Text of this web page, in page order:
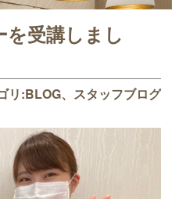
受講しまし
リ:BLOG スタッフブログ